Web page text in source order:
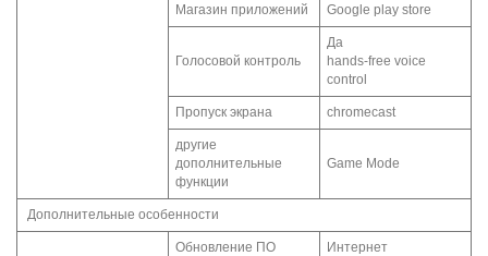
Магазин приложений Google play store
Голосовой контроль
Да
hands-free voice
control
Пропуск экрана chromecast
другие
дополнительные
функции
Game Mode
Дополнительные особенности
Обновление ПО Интернет